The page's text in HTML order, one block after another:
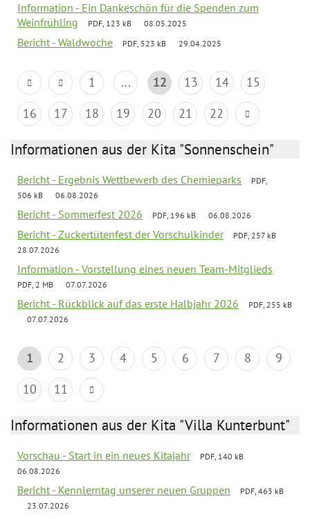
Information - Ein Dankeschön für die Spenden zum
Weinfrühling
PDF, 123 kB 08.05.2025
Bericht - Waldwoche PDF, 523 kB 29.04.2025
1 ... 12 13 14
15
16
17 18 19 20 21 22
Informationen aus der Kita "Sonnenschein"
Bericht - Ergebnis Wettbewerb des Chemieparks
PDF,
506 kB
06.08.2026
Bericht - Sommerfest 2026 PDF, 196 kB 06.08.2026
Bericht - Zuckertütenfest der Vorschulkinder
PDF, 257 kB
28.07.2026
Information - Vorstellung eines neuen Team-Mitglieds
PDF, 2 MB 07.07.2026
Bericht - Rückblick auf das erste Halbjahr 2026
PDF, 255 kB
07.07.2026
1 2 3 4 5 6 7 8
9
10
11
Informationen aus der Kita "Villa Kunterbunt"
Vorschau - Start in ein neues Kitajahr
PDF, 140 kB
06.08.2026
Bericht - Kennlerntag unserer neuen Gruppen
PDF, 463 kB
23.07.2026